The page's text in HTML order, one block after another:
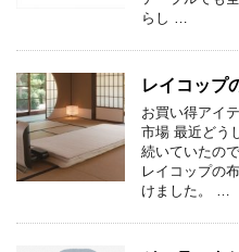
らし …
レイコップ
お買い得アイ
市場 最近どう
続いていたの
レイコップの
けました。 …